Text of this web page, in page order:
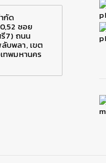
กัด
ซอย
รี7) ถนน
บพลา, เขต
ทพมหานคร